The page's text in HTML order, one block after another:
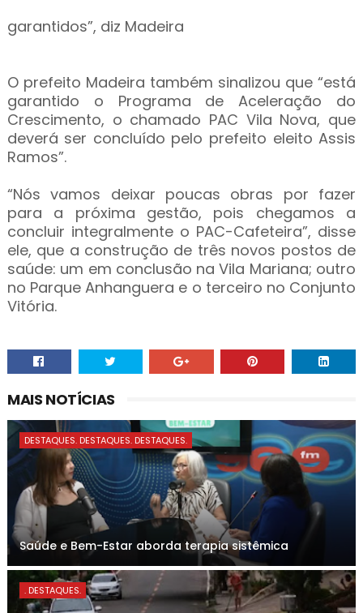
garantidos”, diz Madeira
O prefeito Madeira também sinalizou que “está
garantido o Programa de Aceleração do
Crescimento, o chamado PAC Vila Nova, que
deverá ser concluído pelo prefeito eleito Assis
Ramos”.
“Nós vamos deixar poucas obras por fazer
para a próxima gestão, pois chegamos a
concluir integralmente o PAC-Cafeteira”, disse
ele, que a construção de três novos postos de
saúde: um em conclusão na Vila Mariana; outro
no Parque Anhanguera e o terceiro no Conjunto
Vitória.
MAIS NOTÍCIAS
DESTAQUES. DESTAQUES. DESTAQUES.
Saúde e Bem-Estar aborda terapia sistêmica
. DESTAQUES.